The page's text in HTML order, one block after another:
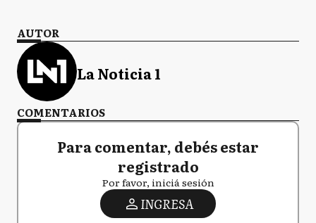
AUTOR
La Noticia 1
COMENTARIOS
Para comentar, debés estar
registrado
Por favor, iniciá sesión
INGRESA